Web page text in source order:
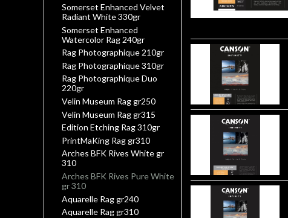
Somerset Enhanced Velvet
Radiant White 330gr
Somerset Enhanced
Watercolor Rag 240gr
Rag Photographique 210gr
Rag Photographique 310gr
Rag Photographique Duo
220gr
Velin Museum Rag gr250
Velin Museum Rag gr315
Edition Etching Rag 310gr
PrintMaKing Rag gr310
Arches BFK Rives White gr
310
Arches BFK Rives Pure White
gr 310
Aquarelle Rag gr240
Aquarelle Rag gr310